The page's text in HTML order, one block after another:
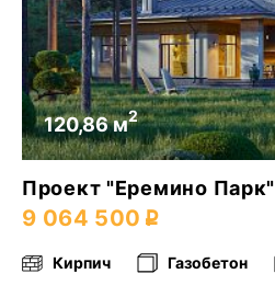
120,86 м2
Проект "Еремино Парк"
9 064 500
Кирпич Газобетон